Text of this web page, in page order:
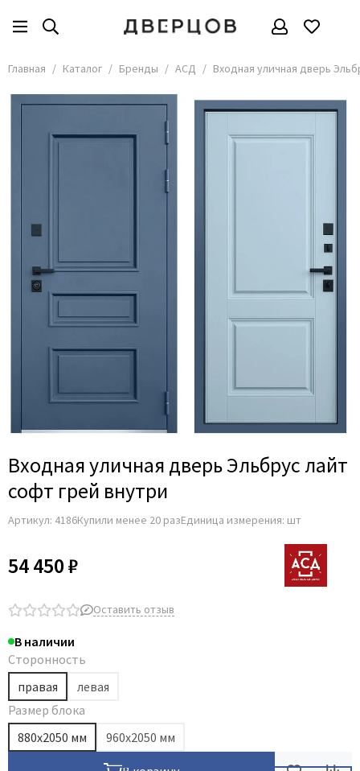
Бренды
Все товары
АКМА
Владимирские двери
ОКА
Покрова
Сити Дорс
Шейл Дорс
Albero
Aldeghi Luigi
Alvero
Archie
Armadillo
Belwooddoors
Bravo
Bussare
Comaglio
Comit
Covali
Dircode
Главная Каталог Бренды АСД Входная уличная дверь
Входная уличная дверь Эльбрус лайт
софт грей внутри
Артикул: 4186Купили менее 20 разЕдиница измерения: шт
54 450 ₽
Оставить отзыв
В наличии
Сторонность
правая
левая
Размер блока
880х2050 мм
960х2050 мм